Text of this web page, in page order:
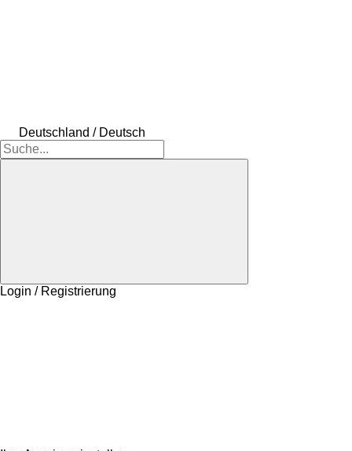
Deutschland / Deutsch
Login / Registrierung